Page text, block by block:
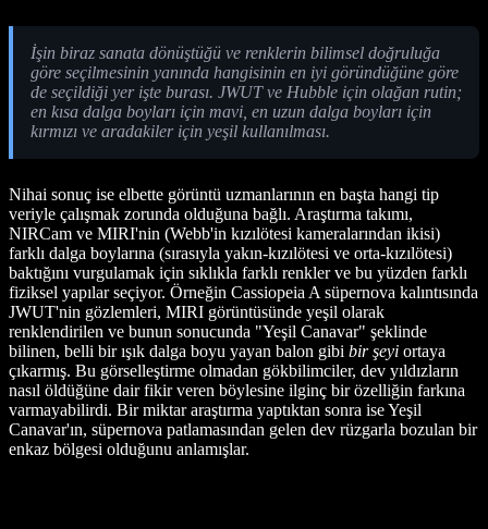
İşin biraz sanata dönüştüğü ve renklerin bilimsel doğruluğa
göre seçilmesinin yanında hangisinin en iyi göründüğüne göre
de seçildiği yer işte burası. JWUT ve Hubble için olağan rutin;
en kısa dalga boyları için mavi, en uzun dalga boyları için
kırmızı ve aradakiler için yeşil kullanılması.
Nihai sonuç ise elbette görüntü uzmanlarının en başta hangi tip
veriyle çalışmak zorunda olduğuna bağlı. Araştırma takımı,
NIRCam ve MIRI'nin (Webb'in kızılötesi kameralarından ikisi)
farklı dalga boylarına (sırasıyla yakın-kızılötesi ve orta-kızılötesi)
baktığını vurgulamak için sıklıkla farklı renkler ve bu yüzden farklı
fiziksel yapılar seçiyor. Örneğin Cassiopeia A süpernova kalıntısında
JWUT'nin gözlemleri, MIRI görüntüsünde yeşil olarak
renklendirilen ve bunun sonucunda "Yeşil Canavar" şeklinde
bilinen, belli bir ışık dalga boyu yayan balon gibi bir şeyi ortaya
çıkarmış. Bu görselleştirme olmadan gökbilimciler, dev yıldızların
nasıl öldüğüne dair fikir veren böylesine ilginç bir özelliğin farkına
varmayabilirdi. Bir miktar araştırma yaptıktan sonra ise Yeşil
Canavar'ın, süpernova patlamasından gelen dev rüzgarla bozulan bir
enkaz bölgesi olduğunu anlamışlar.